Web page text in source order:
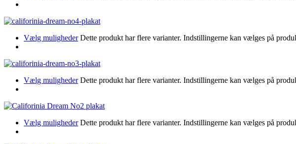
Vælg muligheder Dette produkt har flere varianter. Indstillingerne kan vælges på
Vælg muligheder Dette produkt har flere varianter. Indstillingerne kan vælges på
Vælg muligheder Dette produkt har flere varianter. Indstillingerne kan vælges på